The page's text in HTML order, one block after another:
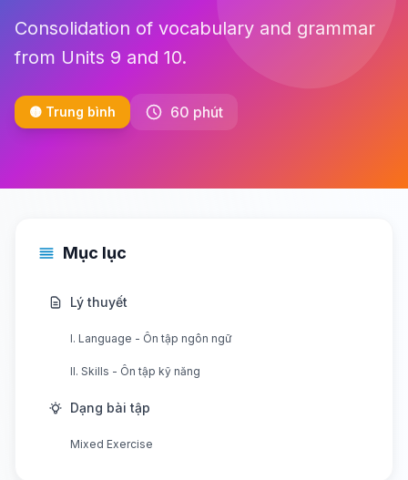
Consolidation of vocabulary and grammar
from Units 9 and 10.
🟡 Trung bình 60 phút
Mục lục
Lý thuyết
I. Language - Ôn tập ngôn ngữ
II. Skills - Ôn tập kỹ năng
Dạng bài tập
Mixed Exercise